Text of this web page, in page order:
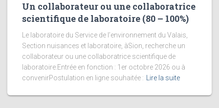
Un collaborateur ou une collaboratrice
scientifique de laboratoire (80 – 100%)
Le laboratoire du Service de l’environnement du Valais,
Section nuisances et laboratoire, àSion, recherche un
collaborateur ou une collaboratrice scientifique de
laboratoire.Entrée en fonction : 1er octobre 2026 ou à
convenirPostulation en ligne souhaitée : Lire la suite